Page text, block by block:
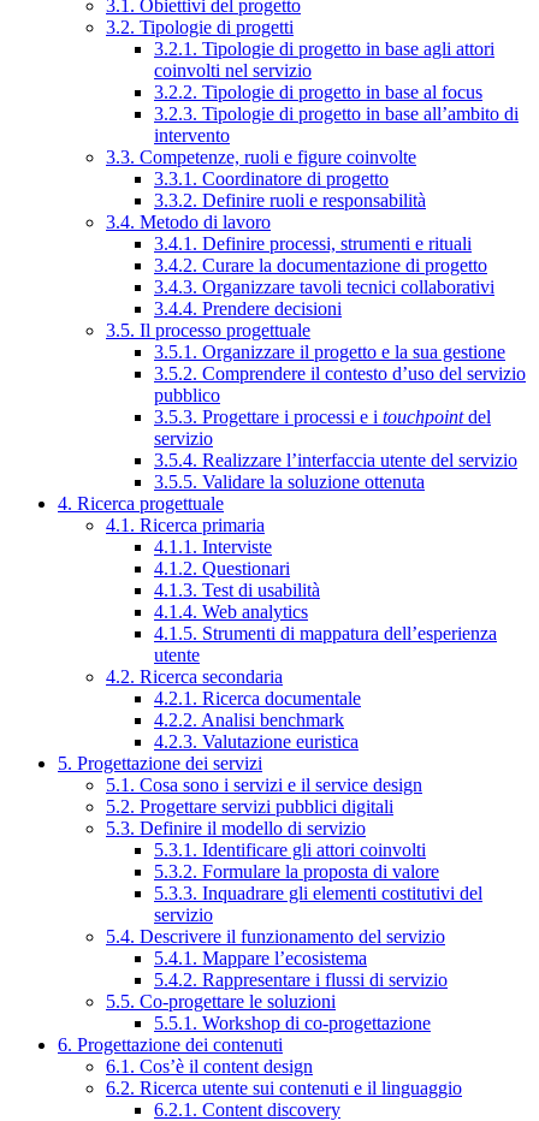
3.1. Obiettivi del progetto
3.2. Tipologie di progetti
3.2.1. Tipologie di progetto in base agli attori
coinvolti nel servizio
3.2.2. Tipologie di progetto in base al focus
3.2.3. Tipologie di progetto in base all’ambito di
intervento
3.3. Competenze, ruoli e figure coinvolte
3.3.1. Coordinatore di progetto
3.3.2. Definire ruoli e responsabilità
3.4. Metodo di lavoro
3.4.1. Definire processi, strumenti e rituali
3.4.2. Curare la documentazione di progetto
3.4.3. Organizzare tavoli tecnici collaborativi
3.4.4. Prendere decisioni
3.5. Il processo progettuale
3.5.1. Organizzare il progetto e la sua gestione
3.5.2. Comprendere il contesto d’uso del servizio
pubblico
3.5.3. Progettare i processi e i touchpointdel
servizio
3.5.4. Realizzare l’interfaccia utente del servizio
3.5.5. Validare la soluzione ottenuta
4. Ricerca progettuale
4.1. Ricerca primaria
4.1.1. Interviste
4.1.2. Questionari
4.1.3. Test di usabilità
4.1.4. Web analytics
4.1.5. Strumenti di mappatura dell’esperienza
utente
4.2. Ricerca secondaria
4.2.1. Ricerca documentale
4.2.2. Analisi benchmark
4.2.3. Valutazione euristica
5. Progettazione dei servizi
5.1. Cosa sono i servizi e il service design
5.2. Progettare servizi pubblici digitali
5.3. Definire il modello di servizio
5.3.1. Identificare gli attori coinvolti
5.3.2. Formulare la proposta di valore
5.3.3. Inquadrare gli elementi costitutivi del
servizio
5.4. Descrivere il funzionamento del servizio
5.4.1. Mappare l’ecosistema
5.4.2. Rappresentare i flussi di servizio
5.5. Co-progettare le soluzioni
5.5.1. Workshop di co-progettazione
6. Progettazione dei contenuti
6.1. Cos’è il content design
6.2. Ricerca utente sui contenuti e il linguaggio
6.2.1. Content discovery